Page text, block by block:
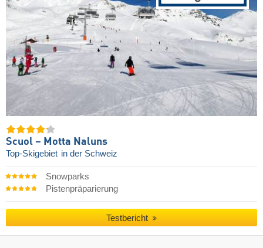
Scuol – Motta Naluns
Top-Skigebiet in der Schweiz
Snowparks
Pistenpräparierung
Testbericht